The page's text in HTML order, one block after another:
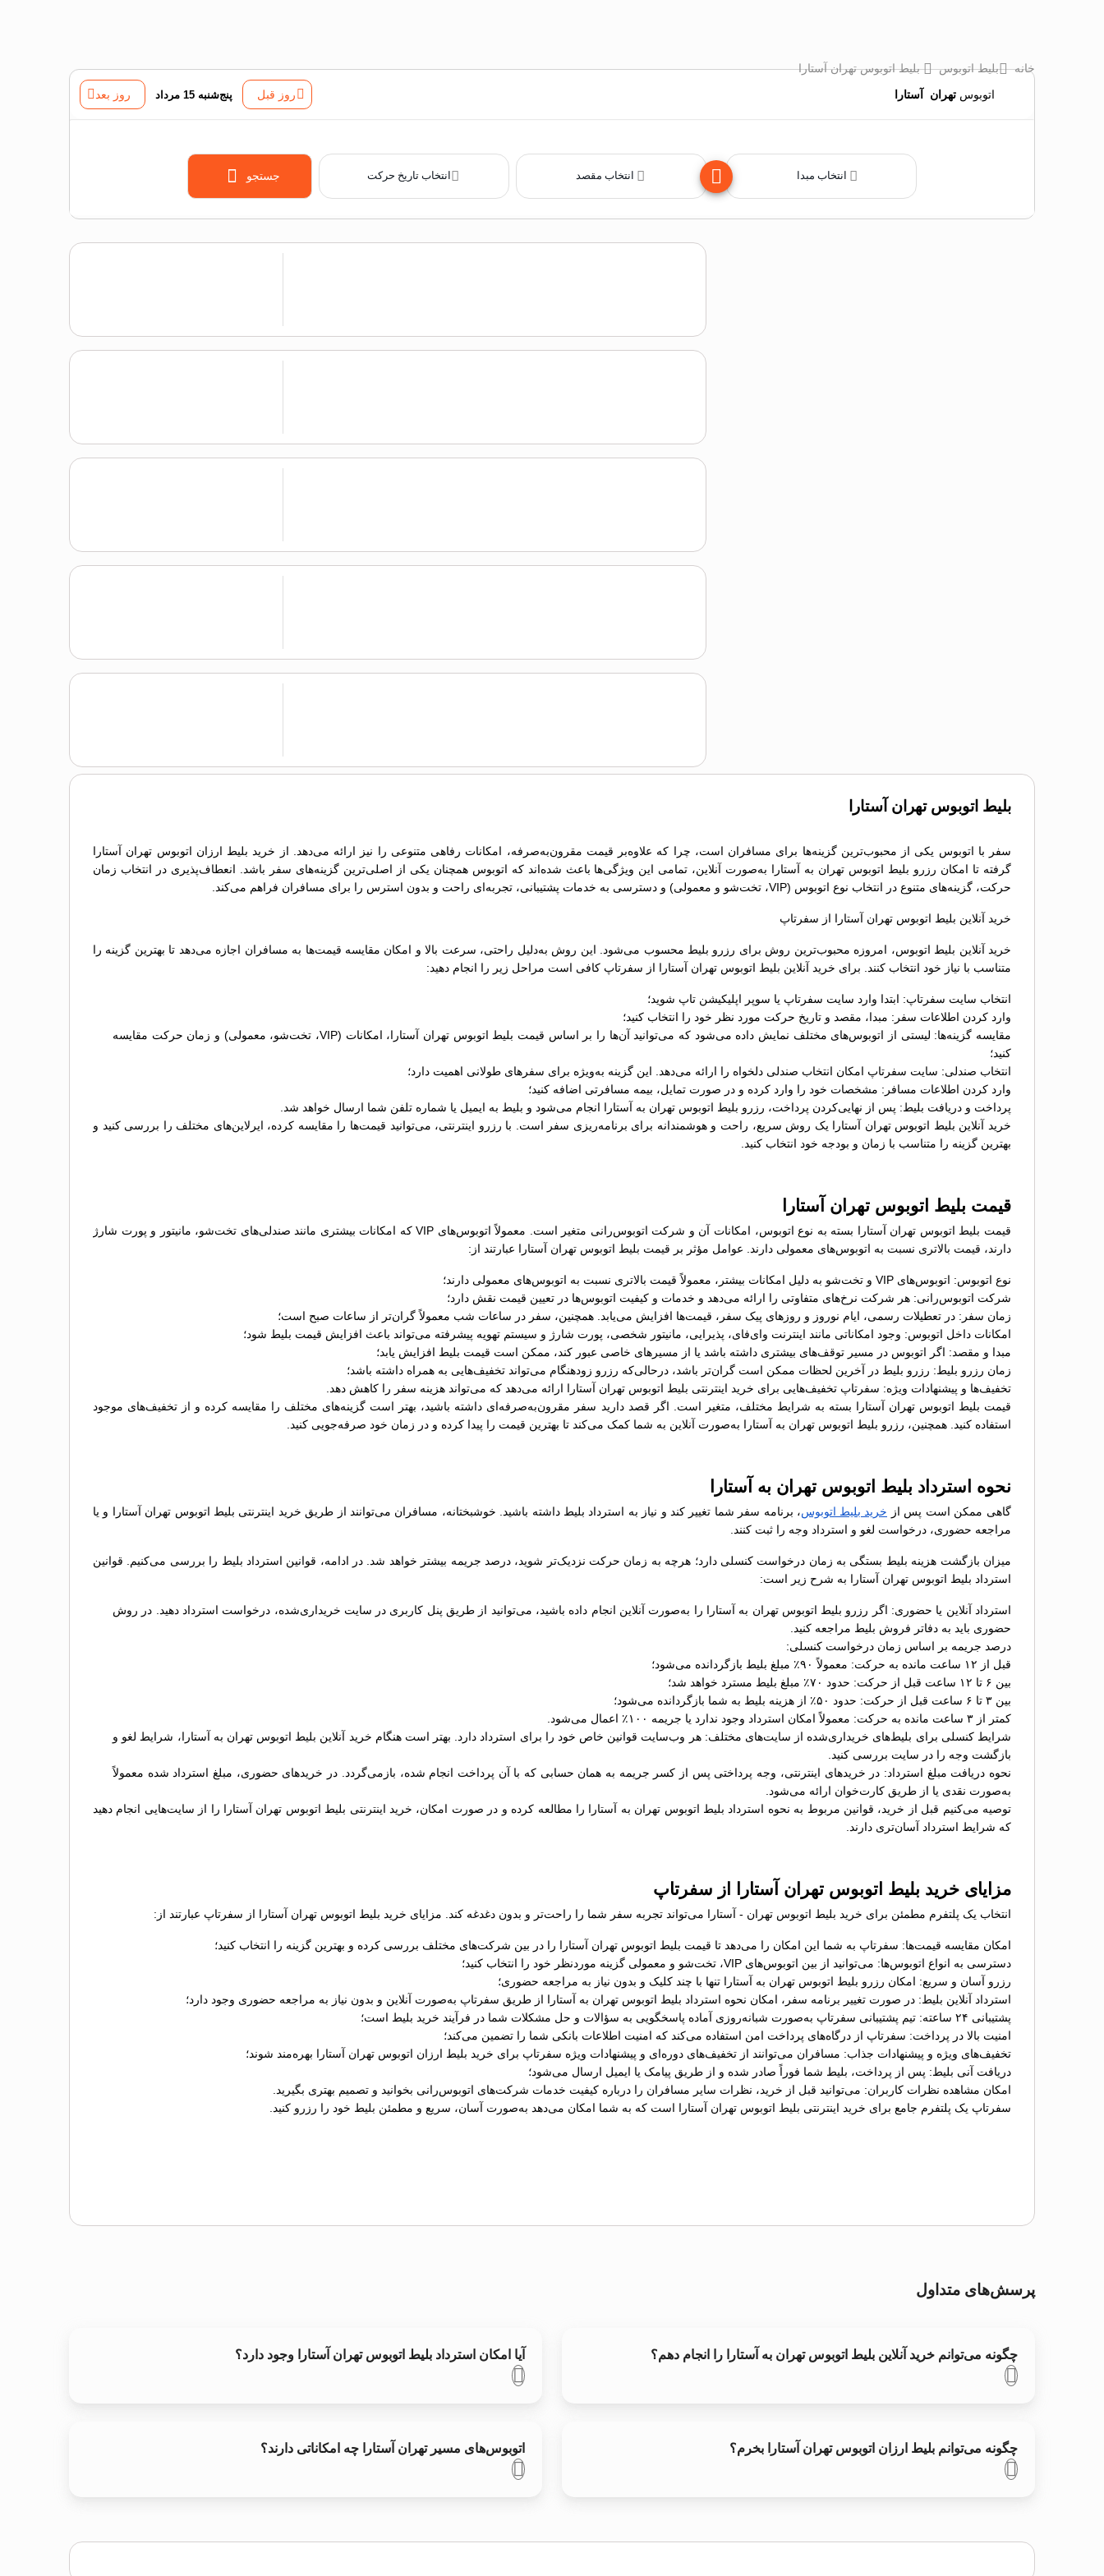
خانه بلیط اتوبوس
بلیط اتوبوس تهران آستارا
اتوبوس تهران آستارا روز قبل پنج‌شنبه 15 مرداد روز بعد
انتخاب تاریخ حرکت جستجو
بلیط اتوبوس تهران آستارا
سفر با اتوبوس یکی از محبوب‌ترین گزینه‌ها برای مسافران است، چرا که علاوه‌بر قیمت مقرون‌به‌صرفه، امکانات رفاهی متنوعی را نیز ارائه می‌دهد. از خرید بلیط ارزان اتوبوس تهران آستارا
گرفته تا امکان رزرو بلیط اتوبوس تهران به آستارا به‌صورت آنلاین، تمامی این ویژگی‌ها باعث شده‌اند که اتوبوس همچنان یکی از اصلی‌ترین گزینه‌های سفر باشد. انعطاف‌پذیری در انتخاب زمان
حرکت، گزینه‌های متنوع در انتخاب نوع اتوبوس (VIP، تخت‌شو و معمولی) و دسترسی به خدمات پشتیبانی، تجربه‌ای راحت و بدون استرس را برای مسافران فراهم می‌کند.
خرید آنلاین بلیط اتوبوس تهران آستارا از سفرتاپ
خرید آنلاین بلیط اتوبوس، امروزه محبوب‌ترین روش برای رزرو بلیط محسوب می‌شود. این روش به‌دلیل راحتی، سرعت بالا و امکان مقایسه قیمت‌ها به مسافران اجازه می‌دهد تا بهترین گزینه را
متناسب با نیاز خود انتخاب کنند. برای خرید آنلاین بلیط اتوبوس تهران آستارا از سفرتاپ کافی است مراحل زیر را انجام دهید:
انتخاب سایت سفرتاپ: ابتدا وارد سایت سفرتاپ یا سوپر اپلیکیشن تاپ شوید؛
وارد کردن اطلاعات سفر: مبدا، مقصد و تاریخ حرکت مورد نظر خود را انتخاب کنید؛
مقایسه گزینه‌ها: لیستی از اتوبوس‌های مختلف نمایش داده می‌شود که می‌توانید آن‌ها را بر اساس قیمت بلیط اتوبوس تهران آستارا، امکانات (VIP، تخت‌شو، معمولی) و زمان حرکت مقایسه
کنید؛
انتخاب صندلی: سایت سفرتاپ امکان انتخاب صندلی دلخواه را ارائه می‌دهد. این گزینه به‌ویژه برای سفرهای طولانی اهمیت دارد؛
وارد کردن اطلاعات مسافر: مشخصات خود را وارد کرده و در صورت تمایل، بیمه مسافرتی اضافه کنید؛
پرداخت و دریافت بلیط: پس از نهایی‌کردن پرداخت، رزرو بلیط اتوبوس تهران به آستارا انجام می‌شود و بلیط به ایمیل یا شماره تلفن شما ارسال خواهد شد.
خرید آنلاین بلیط اتوبوس تهران آستارا یک روش سریع، راحت و هوشمندانه برای برنامه‌ریزی سفر است. با رزرو اینترنتی، می‌توانید قیمت‌ها را مقایسه کرده، ایرلاین‌های مختلف را بررسی کنید و
بهترین گزینه را متناسب با زمان و بودجه خود انتخاب کنید.
قیمت بلیط اتوبوس تهران آستارا
قیمت بلیط اتوبوس تهران آستارا بسته به نوع اتوبوس، امکانات آن و شرکت اتوبوس‌رانی متغیر است. معمولاً اتوبوس‌های VIP که امکانات بیشتری مانند صندلی‌های تخت‌شو، مانیتور و پورت شارژ
دارند، قیمت بالاتری نسبت به اتوبوس‌های معمولی دارند. عوامل مؤثر بر قیمت بلیط اتوبوس تهران آستارا عبارتند از:
نوع اتوبوس: اتوبوس‌های VIP و تخت‌شو به دلیل امکانات بیشتر، معمولاً قیمت بالاتری نسبت به اتوبوس‌های معمولی دارند؛
شرکت اتوبوس‌رانی: هر شرکت نرخ‌های متفاوتی را ارائه می‌دهد و خدمات و کیفیت اتوبوس‌ها در تعیین قیمت نقش دارد؛
زمان سفر: در تعطیلات رسمی، ایام نوروز و روزهای پیک سفر، قیمت‌ها افزایش می‌یابد. همچنین، سفر در ساعات شب معمولاً گران‌تر از ساعات صبح است؛
امکانات داخل اتوبوس: وجود امکاناتی مانند اینترنت وای‌فای، پذیرایی، مانیتور شخصی، پورت شارژ و سیستم تهویه پیشرفته می‌تواند باعث افزایش قیمت بلیط شود؛
مبدا و مقصد: اگر اتوبوس در مسیر توقف‌های بیشتری داشته باشد یا از مسیرهای خاصی عبور کند، ممکن است قیمت بلیط افزایش یابد؛
زمان رزرو بلیط: رزرو بلیط در آخرین لحظات ممکن است گران‌تر باشد، درحالی‌که رزرو زودهنگام می‌تواند تخفیف‌هایی به همراه داشته باشد؛
تخفیف‌ها و پیشنهادات ویژه: سفرتاپ تخفیف‌هایی برای خرید اینترنتی بلیط اتوبوس تهران آستارا ارائه می‌دهد که می‌تواند هزینه سفر را کاهش دهد.
قیمت بلیط اتوبوس تهران آستارا بسته به شرایط مختلف، متغیر است. اگر قصد دارید سفر مقرون‌به‌صرفه‌ای داشته باشید، بهتر است گزینه‌های مختلف را مقایسه کرده و از تخفیف‌های موجود
استفاده کنید. همچنین، رزرو بلیط اتوبوس تهران به آستارا به‌صورت آنلاین به شما کمک می‌کند تا بهترین قیمت را پیدا کرده و در زمان خود صرفه‌جویی کنید.
نحوه استرداد بلیط اتوبوس تهران به آستارا
گاهی ممکن است پس از خرید بلیط اتوبوس، برنامه سفر شما تغییر کند و نیاز به استرداد بلیط داشته باشید. خوشبختانه، مسافران می‌توانند از طریق خرید اینترنتی بلیط اتوبوس تهران آستارا و یا
مراجعه حضوری، درخواست لغو و استرداد وجه را ثبت کنند.
میزان بازگشت هزینه بلیط بستگی به زمان درخواست کنسلی دارد؛ هرچه به زمان حرکت نزدیک‌تر شوید، درصد جریمه بیشتر خواهد شد. در ادامه، قوانین استرداد بلیط را بررسی می‌کنیم. قوانین
استرداد بلیط اتوبوس تهران آستارا به شرح زیر است:
استرداد آنلاین یا حضوری: اگر رزرو بلیط اتوبوس تهران به آستارا را به‌صورت آنلاین انجام داده باشید، می‌توانید از طریق پنل کاربری در سایت خریداری‌شده، درخواست استرداد دهید. در روش
حضوری باید به دفاتر فروش بلیط مراجعه کنید.
درصد جریمه بر اساس زمان درخواست کنسلی:
قبل از ۱۲ ساعت مانده به حرکت: معمولاً ۹۰٪ مبلغ بلیط بازگردانده می‌شود؛
بین ۶ تا ۱۲ ساعت قبل از حرکت: حدود ۷۰٪ مبلغ بلیط مسترد خواهد شد؛
بین ۳ تا ۶ ساعت قبل از حرکت: حدود ۵۰٪ از هزینه بلیط به شما بازگردانده می‌شود؛
کمتر از ۳ ساعت مانده به حرکت: معمولاً امکان استرداد وجود ندارد یا جریمه ۱۰۰٪ اعمال می‌شود.
شرایط کنسلی برای بلیط‌های خریداری‌شده از سایت‌های مختلف: هر وب‌سایت قوانین خاص خود را برای استرداد دارد. بهتر است هنگام خرید آنلاین بلیط اتوبوس تهران به آستارا، شرایط لغو و
بازگشت وجه را در سایت بررسی کنید.
نحوه دریافت مبلغ استرداد: در خریدهای اینترنتی، وجه پرداختی پس از کسر جریمه به همان حسابی که با آن پرداخت انجام شده، بازمی‌گردد. در خریدهای حضوری، مبلغ استرداد شده معمولاً
به‌صورت نقدی یا از طریق کارت‌خوان ارائه می‌شود.
توصیه می‌کنیم قبل از خرید، قوانین مربوط به نحوه استرداد بلیط اتوبوس تهران به آستارا را مطالعه کرده و در صورت امکان، خرید اینترنتی بلیط اتوبوس تهران آستارا را از سایت‌هایی انجام دهید
که شرایط استرداد آسان‌تری دارند.
مزایای خرید بلیط اتوبوس تهران آستارا از سفرتاپ
انتخاب یک پلتفرم مطمئن برای خرید بلیط اتوبوس تهران - آستارا می‌تواند تجربه سفر شما را راحت‌تر و بدون دغدغه کند. مزایای خرید بلیط اتوبوس تهران آستارا از سفرتاپ عبارتند از:
امکان مقایسه قیمت‌ها: سفرتاپ به شما این امکان را می‌دهد تا قیمت بلیط اتوبوس تهران آستارا را در بین شرکت‌های مختلف بررسی کرده و بهترین گزینه را انتخاب کنید؛
دسترسی به انواع اتوبوس‌ها: می‌توانید از بین اتوبوس‌های VIP، تخت‌شو و معمولی گزینه موردنظر خود را انتخاب کنید؛
رزرو آسان و سریع: امکان رزرو بلیط اتوبوس تهران به آستارا تنها با چند کلیک و بدون نیاز به مراجعه حضوری؛
استرداد آنلاین بلیط: در صورت تغییر برنامه سفر، امکان نحوه استرداد بلیط اتوبوس تهران به آستارا از طریق سفرتاپ به‌صورت آنلاین و بدون نیاز به مراجعه حضوری وجود دارد؛
پشتیبانی ۲۴ ساعته: تیم پشتیبانی سفرتاپ به‌صورت شبانه‌روزی آماده پاسخگویی به سؤالات و حل مشکلات شما در فرآیند خرید بلیط است؛
امنیت بالا در پرداخت: سفرتاپ از درگاه‌های پرداخت امن استفاده می‌کند که امنیت اطلاعات بانکی شما را تضمین می‌کند؛
تخفیف‌های ویژه و پیشنهادات جذاب: مسافران می‌توانند از تخفیف‌های دوره‌ای و پیشنهادات ویژه سفرتاپ برای خرید بلیط ارزان اتوبوس تهران آستارا بهره‌مند شوند؛
دریافت آنی بلیط: پس از پرداخت، بلیط شما فوراً صادر شده و از طریق پیامک یا ایمیل ارسال می‌شود؛
امکان مشاهده نظرات کاربران: می‌توانید قبل از خرید، نظرات سایر مسافران را درباره کیفیت خدمات شرکت‌های اتوبوس‌رانی بخوانید و تصمیم بهتری بگیرید.
سفرتاپ یک پلتفرم جامع برای خرید اینترنتی بلیط اتوبوس تهران آستارا است که به شما امکان می‌دهد به‌صورت آسان، سریع و مطمئن بلیط خود را رزرو کنید.
پرسش‌های متداول
چگونه می‌توانم خرید آنلاین بلیط اتوبوس تهران به آستارا را انجام دهم؟ آیا امکان استرداد بلیط اتوبوس تهران آستارا وجود دارد؟
چگونه می‌توانم بلیط ارزان اتوبوس تهران آستارا بخرم؟ اتوبوس‌های مسیر تهران آستارا چه امکاناتی دارند؟